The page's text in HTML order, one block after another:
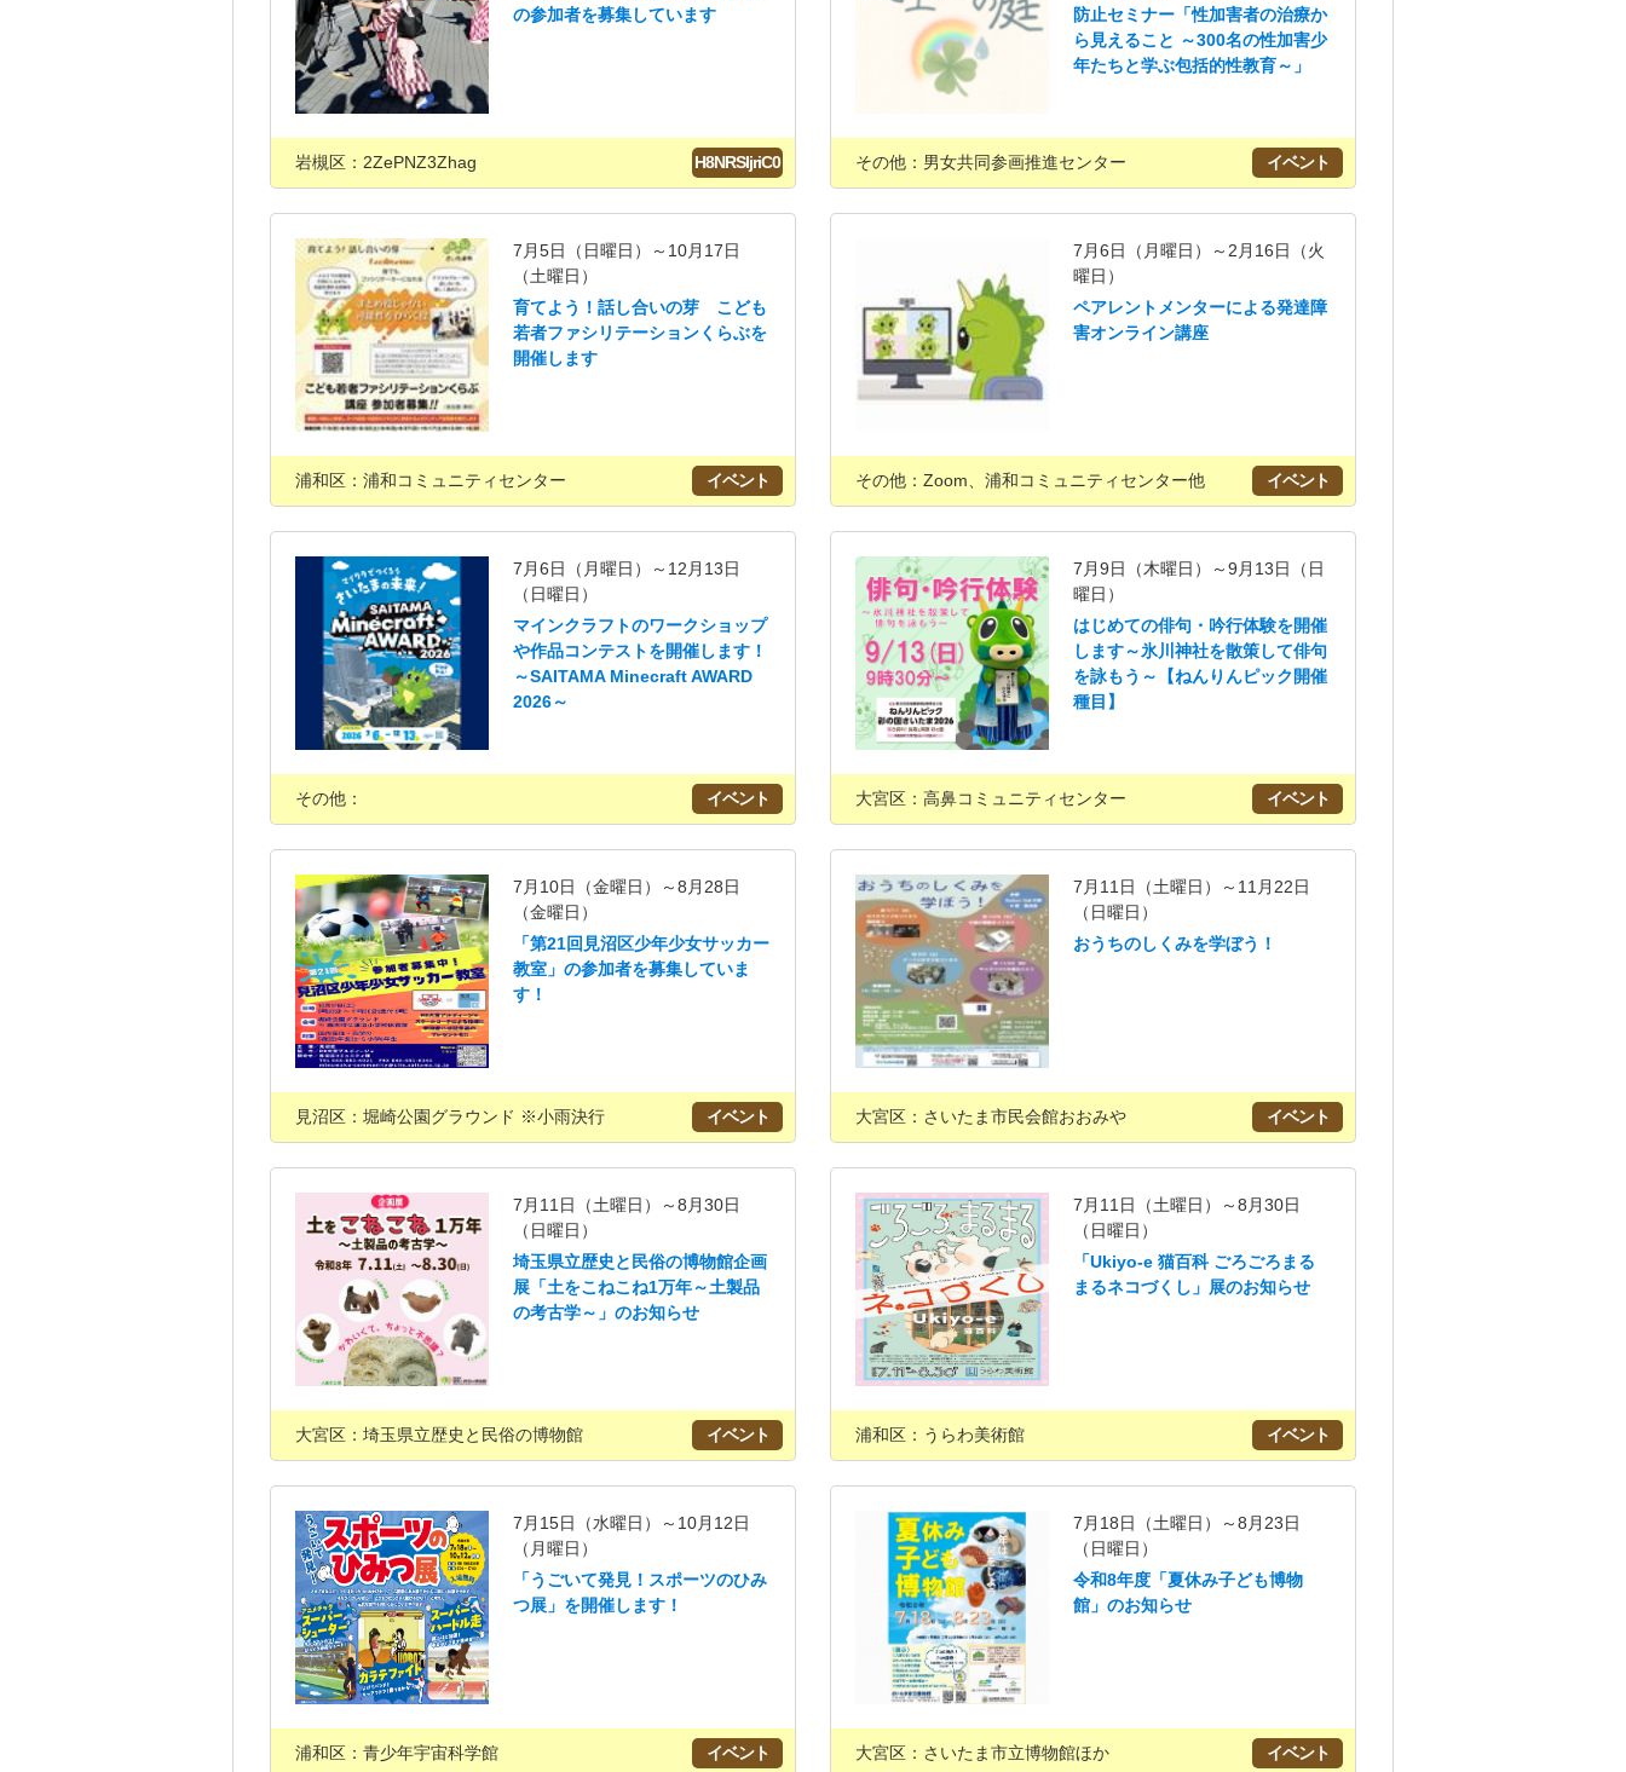
の参加者を募集しています
岩槻区：2ZePNZ3Zhag H8NRSIjriC0
防止セミナー「性加害者の治療か
ら見えること ～300名の性加害少
年たちと学ぶ包括的性教育～」
その他：男女共同参画推進センター イベント
7月5日（日曜日）～10月17日
（土曜日）
育てよう！話し合いの芽 こども
若者ファシリテーションくらぶを
開催します
浦和区：浦和コミュニティセンター イベント
7月6日（月曜日）～2月16日（火
曜日）
ペアレントメンターによる発達障
害オンライン講座
その他：Zoom、浦和コミュニティセンター他 イベント
7月6日（月曜日）～12月13日
（日曜日）
マインクラフトのワークショップ
や作品コンテストを開催します！
～SAITAMA Minecraft AWARD
2026～
その他： イベント
7月9日（木曜日）～9月13日（日
曜日）
はじめての俳句・吟行体験を開催
します～氷川神社を散策して俳句
を詠もう～【ねんりんピック開催
種目】
大宮区：高鼻コミュニティセンター イベント
7月10日（金曜日）～8月28日
（金曜日）
「第21回見沼区少年少女サッカー
教室」の参加者を募集していま
す！
見沼区：堀崎公園グラウンド ※小雨決行 イベント
7月11日（土曜日）～11月22日
（日曜日）
おうちのしくみを学ぼう！
大宮区：さいたま市民会館おおみや イベント
7月11日（土曜日）～8月30日
（日曜日）
埼玉県立歴史と民俗の博物館企画
展「土をこねこね1万年～土製品
の考古学～」のお知らせ
大宮区：埼玉県立歴史と民俗の博物館 イベント
7月11日（土曜日）～8月30日
（日曜日）
「Ukiyo-e 猫百科 ごろごろまる
まるネコづくし」展のお知らせ
浦和区：うらわ美術館 イベント
7月15日（水曜日）～10月12日
（月曜日）
「うごいて発見！スポーツのひみ
つ展」を開催します！
浦和区：青少年宇宙科学館 イベント
7月18日（土曜日）～8月23日
（日曜日）
令和8年度「夏休み子ども博物
館」のお知らせ
大宮区：さいたま市立博物館ほか イベント